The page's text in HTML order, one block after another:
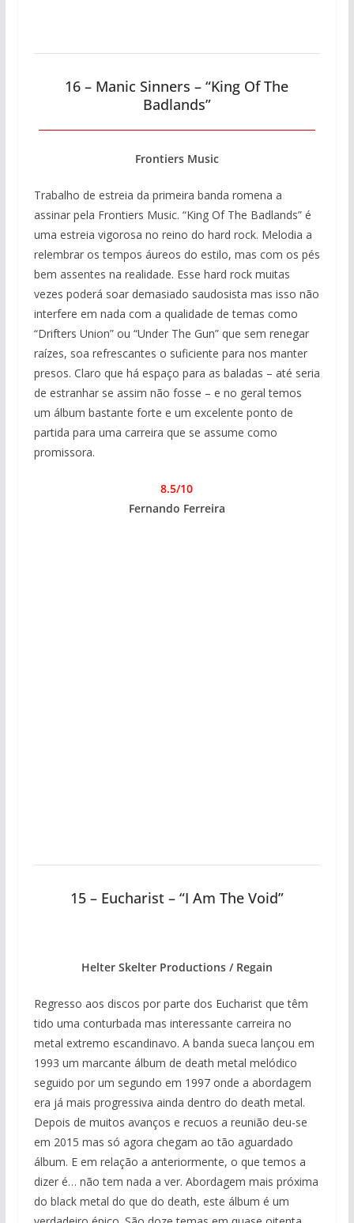
16 – Manic Sinners – “King Of The
Badlands”
Frontiers Music
Trabalho de estreia da primeira banda romena a
assinar pela Frontiers Music. “King Of The Badlands” é
uma estreia vigorosa no reino do hard rock. Melodia a
relembrar os tempos áureos do estilo, mas com os pés
bem assentes na realidade. Esse hard rock muitas
vezes poderá soar demasiado saudosista mas isso não
interfere em nada com a qualidade de temas como
“Drifters Union” ou “Under The Gun” que sem renegar
raízes, soa refrescantes o suficiente para nos manter
presos. Claro que há espaço para as baladas – até seria
de estranhar se assim não fosse – e no geral temos
um álbum bastante forte e um excelente ponto de
partida para uma carreira que se assume como
promissora.
8.5/10
Fernando Ferreira
15 – Eucharist – “I Am The Void”
Helter Skelter Productions / Regain
Regresso aos discos por parte dos Eucharist que têm
tido uma conturbada mas interessante carreira no
metal extremo escandinavo. A banda sueca lançou em
1993 um marcante álbum de death metal melódico
seguido por um segundo em 1997 onde a abordagem
era já mais progressiva ainda dentro do death metal.
Depois de muitos avanços e recuos a reunião deu-se
em 2015 mas só agora chegam ao tão aguardado
álbum. E em relação a anteriormente, o que temos a
dizer é… não tem nada a ver. Abordagem mais próxima
do black metal do que do death, este álbum é um